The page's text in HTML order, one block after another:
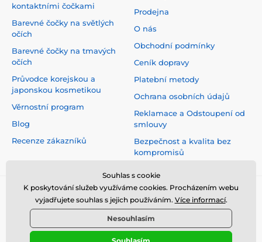
kontaktními čočkami
Barevné čočky na světlých
očích
Barevné čočky na tmavých
očích
Průvodce korejskou a
japonskou kosmetikou
Věrnostní program
Blog
Recenze zákazníků
Prodejna
O nás
Obchodní podmínky
Ceník dopravy
Platební metody
Ochrana osobních údajů
Reklamace a Odstoupení od
smlouvy
Bezpečnost a kvalita bez
kompromisů
Souhlas s cookie
K poskytování služeb využíváme cookies. Procházením webu
vyjadřujete souhlas s jejich používáním. Více informací.
Nesouhlasím